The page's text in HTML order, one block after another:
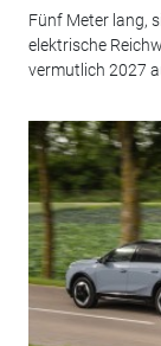
Fünf Meter lang,
elektrische
vermutlich 2027